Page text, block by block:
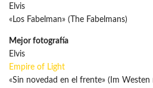
Elvis
«Los Fabelman» (The Fabelmans)
Mejor fotografía
Elvis
Empire of Light
«Sin novedad en el frente» (Im Westen